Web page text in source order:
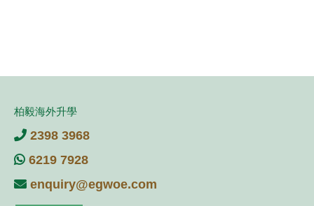
柏毅海外升學
2398 3968
6219 7928
enquiry@egwoe.com